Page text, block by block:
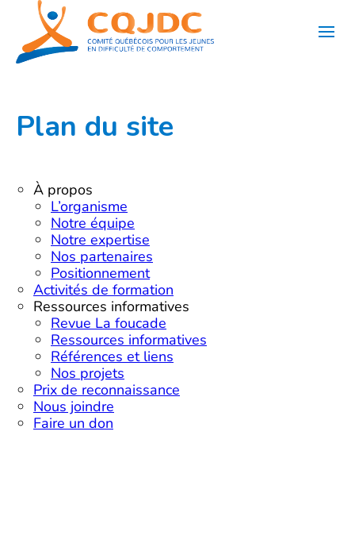
contenu
Plan du site
À propos
L’organisme
Notre équipe
Notre expertise
Nos partenaires
Positionnement
Activités de formation
Ressources informatives
Revue La foucade
Ressources informatives
Références et liens
Nos projets
Prix de reconnaissance
Nous joindre
Faire un don